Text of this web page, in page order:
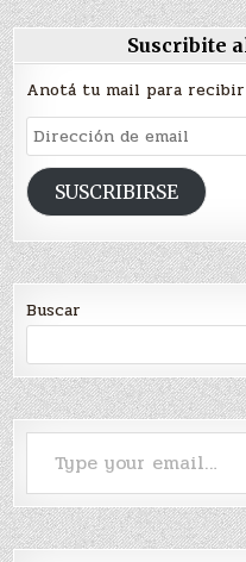
Suscribite
Anotá tu mail para recibir
Dirección
de
emailSUSCRIBIRSE
Buscar
Type your email…